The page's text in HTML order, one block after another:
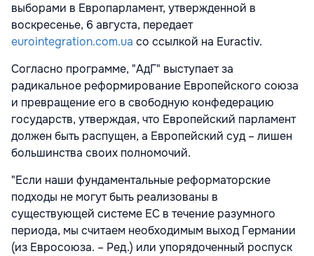
выборами в Европарламент, утвержденной в
воскресенье, 6 августа, передает
eurointegration.com.ua со ссылкой на Euractiv.
Согласно программе, "АдГ" выступает за
радикальное реформирование Европейского союза
и превращение его в свободную конфедерацию
государств, утверждая, что Европейский парламент
должен быть распущен, а Европейский суд – лишен
большинства своих полномочий.
"Если наши фундаментальные реформаторские
подходы не могут быть реализованы в
существующей системе ЕС в течение разумного
периода, мы считаем необходимым выход Германии
(из Евросоюза. – Ред.) или упорядоченный роспуск